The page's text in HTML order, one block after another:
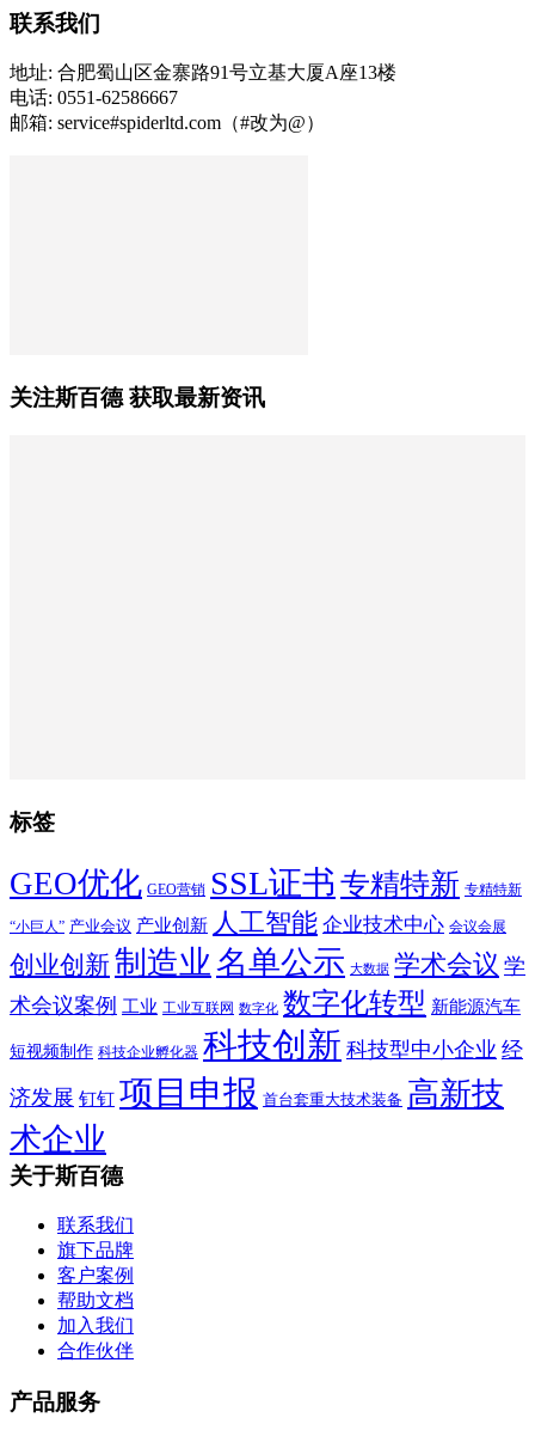
联系我们
地址: 合肥蜀山区金寨路91号立基大厦A座13楼
电话: 0551-62586667
邮箱: service#spiderltd.com（#改为@）
关注斯百德 获取最新资讯
标签
GEO优化 GEO营销 SSL证书 专精特新 专精特新
“小巨人” 产业会议 产业创新 人工智能 企业技术中心 会议会展
创业创新制造业 名单公示 大数据 学术会议 学
术会议案例 工业 工业互联网 数字化 数字化转型 新能源汽车
短视频制作 科技企业孵化器 科技创新 科技型中小企业 经
济发展 钉钉 项目申报 首台套重大技术装备 高新技
术企业
关于斯百德
联系我们
旗下品牌
客户案例
帮助文档
加入我们
合作伙伴
产品服务